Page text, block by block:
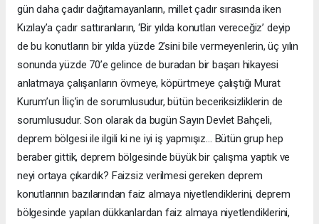
gün daha çadır dağıtamayanların, millet çadır sırasında iken
Kızılay’a çadır sattıranların, ‘Bir yılda konutları vereceğiz’ deyip
de bu konutların bir yılda yüzde 2’sini bile vermeyenlerin, üç yılın
sonunda yüzde 70’e gelince de buradan bir başarı hikayesi
anlatmaya çalışanların övmeye, köpürtmeye çalıştığı Murat
Kurum’un İliç’in de sorumlusudur, bütün beceriksizliklerin de
sorumlusudur. Son olarak da bugün Sayın Devlet Bahçeli,
deprem bölgesi ile ilgili ki ne iyi iş yapmışız… Bütün grup hep
beraber gittik, deprem bölgesinde büyük bir çalışma yaptık ve
neyi ortaya çıkardık? Faizsiz verilmesi gereken deprem
konutlarının bazılarından faiz almaya niyetlendiklerini, deprem
bölgesinde yapılan dükkanlardan faiz almaya niyetlendiklerini,